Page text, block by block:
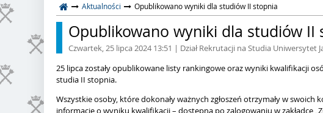
Aktualności Opublikowano wyniki dla studiów II stopnia
Opublikowano wyniki dla studiów II
Czwartek, 25 lipca 2024 13:51 | Dział Rekrutacji na Studia Uniwersytet
25 lipca zostały opublikowane listy rankingowe oraz wyniki kwalifikacji
studia II stopnia.
Wszystkie osoby, które dokonały ważnych zgłoszeń otrzymały w swoich
informację o wyniku kwalifikacji – dostępną po zalogowaniu w zakładce